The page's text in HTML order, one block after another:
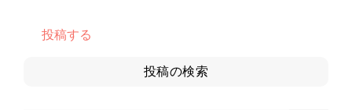
投稿する
投稿の検索